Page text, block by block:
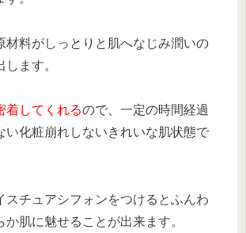
材料がしっとりと肌へなじみ潤いの
ます。
着してくれるので、一定の時間経過
い化粧崩れしないきれいな肌状態で
スチュアシフォンをつけるとふんわ
か肌に魅せることが出来ます。